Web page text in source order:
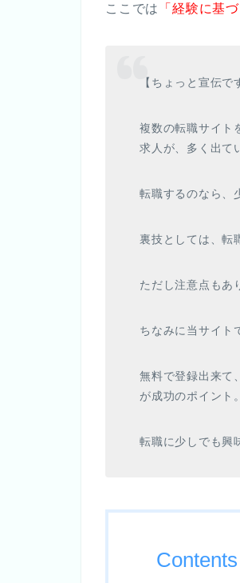
ここでは 「経験に基
【ちょっと宣伝
複数の転職サイト
求人が、多く出て
転職するのなら、
裏技としては、転
ただし注意点もあ
ちなみに当サイト
無料で登録出来て
が成功のポイント。
転職に少しでも興
Contents